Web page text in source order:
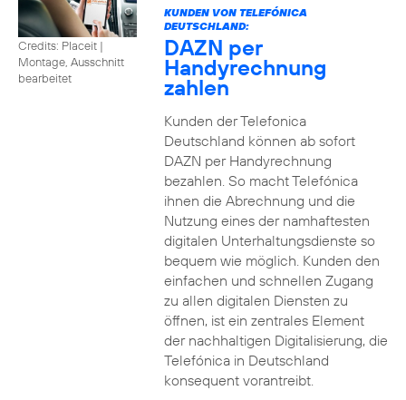
Credits: Placeit |
Montage, Ausschnitt
bearbeitet
KUNDEN VON TELEFÓNICA
DEUTSCHLAND:
DAZN per
Handyrechnung
zahlen
Kunden der Telefonica
Deutschland können ab sofort
DAZN per Handyrechnung
bezahlen. So macht Telefónica
ihnen die Abrechnung und die
Nutzung eines der namhaftesten
digitalen Unterhaltungsdienste so
bequem wie möglich. Kunden den
einfachen und schnellen Zugang
zu allen digitalen Diensten zu
öffnen, ist ein zentrales Element
der nachhaltigen Digitalisierung, die
Telefónica in Deutschland
konsequent vorantreibt.